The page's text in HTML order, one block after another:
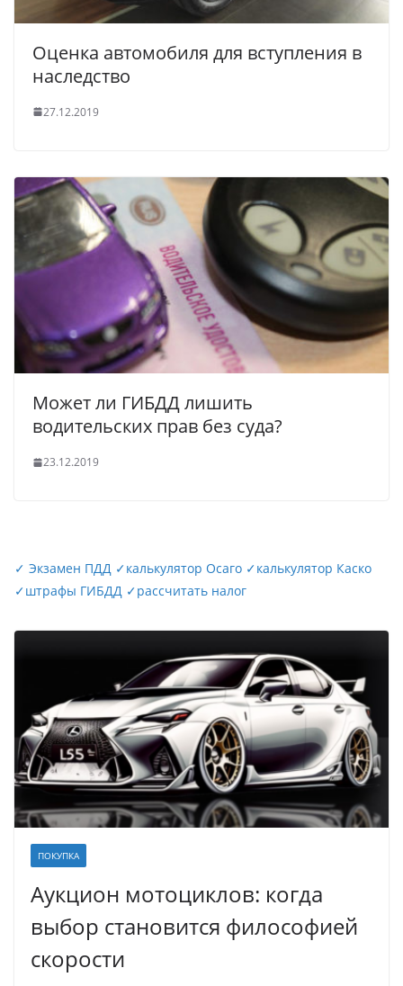
Оценка автомобиля для вступления в
наследство
27.12.2019
Может ли ГИБДД лишить
водительских прав без суда?
23.12.2019
✓ Экзамен ПДД ✓калькулятор Осаго ✓калькулятор Каско
✓штрафы ГИБДД ✓рассчитать налог
ПОКУПКА
Аукцион мотоциклов: когда
выбор становится философией
скорости